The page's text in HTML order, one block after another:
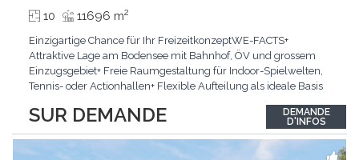
SUR DEMANDE
10 11696 m2
Einzigartige Chance für Ihr FreizeitkonzeptWE-FACTS+
Attraktive Lage am Bodensee mit Bahnhof, ÖV und grossem
Einzugsgebiet+ Freie Raumgestaltung für Indoor-Spielwelten,
Tennis- oder Actionhallen+ Flexible Aufteilung als ideale Basis
FreizeitanbieterKLARTEXT: Hier finden Sie viel Platz für Ihr
ertragsstarkes Grossprojekt.Interessiert? JETZT...
DEMANDE
D'INFOS